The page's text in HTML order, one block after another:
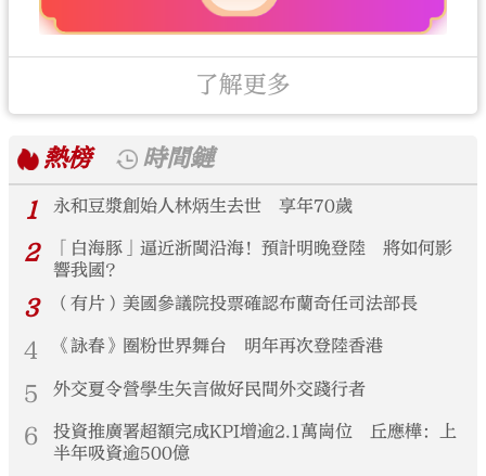
了解更多
熱榜
時間鏈
1
永和豆漿創始人林炳生去世 享年70歲
2
「白海豚」逼近浙閩沿海！預計明晚登陸 將如何影
響我國？
3 （有片）美國參議院投票確認布蘭奇任司法部長
4 《詠春》圈粉世界舞台 明年再次登陸香港
5 外交夏令營學生矢言做好民間外交踐行者
6
投資推廣署超額完成KPI增逾2.1萬崗位 丘應樺：上
半年吸資逾500億